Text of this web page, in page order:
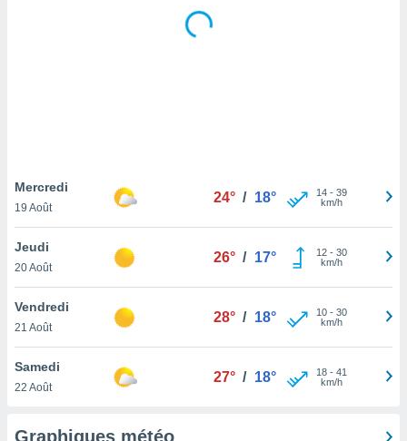
notre
que
et que
Mercredi
19 Août
24° / 18° 14- 39
km/h
Jeudi
20 Août
26° / 17° 12- 30
km/h
Vendredi
21 Août
28° / 18° 10- 30
km/h
Samedi
22 Août
27° / 18° 18- 41
km/h
Graphiques météo